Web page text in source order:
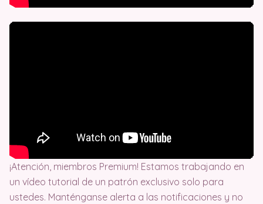
¡Atención, miembros Premium! Estamos trabajando en
un vídeo tutorial de un patrón exclusivo solo para
ustedes. Manténganse alerta a las notificaciones y no